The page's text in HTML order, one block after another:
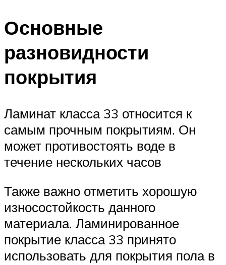
Основные
разновидности
покрытия
Ламинат класса 33 относится к
самым прочным покрытиям. Он
может противостоять воде в
течение нескольких часов
Также важно отметить хорошую
износостойкость данного
материала. Ламинированное
покрытие класса 33 принято
использовать для покрытия пола в